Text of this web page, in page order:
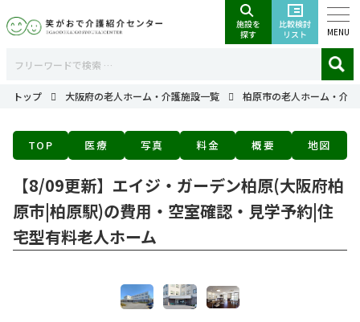
MENU
トップ 大阪府の老人ホーム・介護施設一覧 柏原市の老人ホーム・介
TOP 医療 写真 料金 概要 地図
【8/09更新】エイジ・ガーデン柏原(大阪府柏
原市|柏原駅)の費用・空室確認・見学予約|住
宅型有料老人ホーム